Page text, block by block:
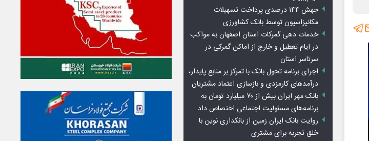
جهش ۱۴۴ درصدی پرداخت تسهیلات
مکانیزاسیون توسط بانک کشاورزی
خدمات دهی گمرکات استان اصفهان به مواکب
در ایام تعطیل و خارج از اماکن گمرکی در
سرتاسر استان
اجرای برنامه تحول بانک با تمرکز بر منابع پایدار،
درآمدهای کارمزدی و بازسازی اعتماد مشتریان
بانک مهر ایران بیش از ۷۰ میلیارد تومان به
برنامه‌های مسئولیت اجتماعی اختصاص داد
روایت بانک ایران زمین از بانکداری نوین با
خلق تجربه برای مشتری